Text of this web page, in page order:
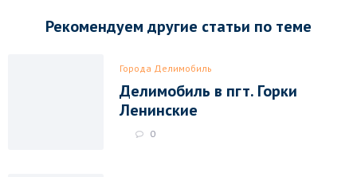
Рекомендуем другие статьи по теме
Города Делимобиль
Делимобиль в пгт. Горки
Ленинские
0